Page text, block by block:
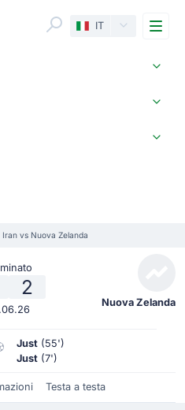
IT
Iran vs Nuova Zelanda
2
Nuova Zelanda
Just (55')
Just (7')
Testa a testa